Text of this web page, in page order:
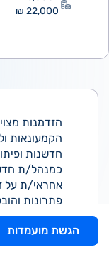
22,000 ₪
הזדמנות
הקמעונאות
חדשנות
כמנהל/ת
אחראי/ת על
פתרונות
פעולה עם
התפקיד
עבודה מול
הגשת מועמדות